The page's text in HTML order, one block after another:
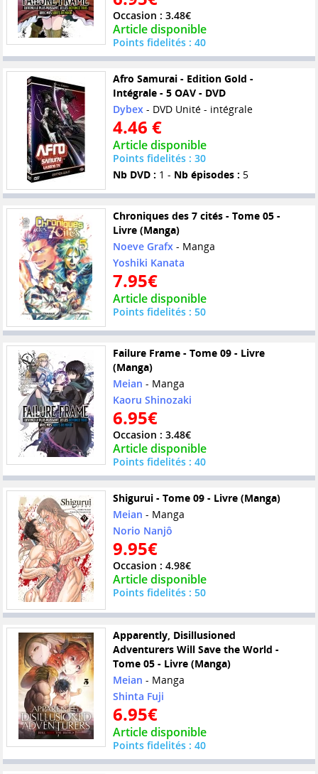
Occasion : 3.48€
Article disponible
Points fidelités : 40
Afro Samurai - Edition Gold -
Intégrale - 5 OAV - DVD
Dybex- DVD Unité - intégrale
4.46 €
Article disponible
Points fidelités : 30
Nb DVD : 1 - Nb épisodes : 5
Chroniques des 7 cités - Tome 05 -
Livre (Manga)
Noeve Grafx- Manga
Yoshiki Kanata
7.95€
Article disponible
Points fidelités : 50
Failure Frame - Tome 09 - Livre
(Manga)
Meian - Manga
Kaoru Shinozaki
6.95€
Occasion : 3.48€
Article disponible
Points fidelités : 40
Shigurui - Tome 09 - Livre (Manga)
Meian - Manga
Norio Nanjô
9.95€
Occasion : 4.98€
Article disponible
Points fidelités : 50
Apparently, Disillusioned
Adventurers Will Save the World -
Tome 05 - Livre (Manga)
Meian - Manga
Shinta Fuji
6.95€
Article disponible
Points fidelités : 40